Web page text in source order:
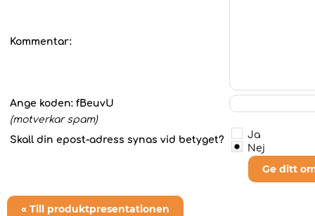
Kommentar:
Ange koden: fBeuvU
(motverkar spam)
Skall din epost-adress synas vid betyget?
Ja
Nej
Ge ditt
« Till produktpresentationen